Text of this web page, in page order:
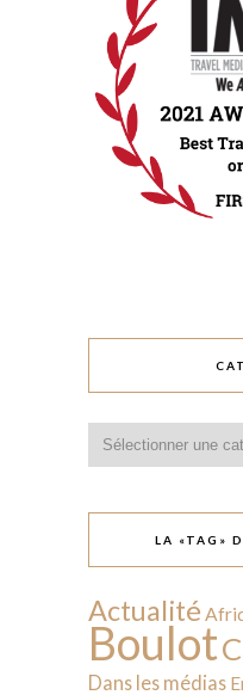
LA «TAG»
Actualité
Boulot
Dans les médias